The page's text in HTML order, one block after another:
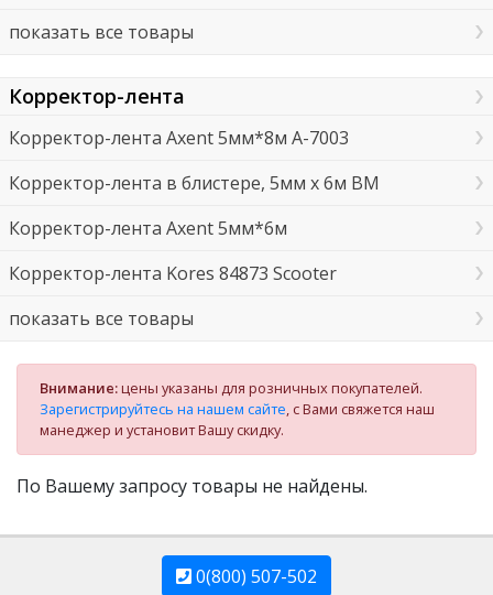
показать все товары
Корректор-лента
Корректор-лента Axent 5мм*8м A-7003
Корректор-лента в блистере, 5мм х 6м BM
Корректор-лента Axent 5мм*6м
Корректор-лента Kores 84873 Scooter
показать все товары
Внимание:цены указаны для розничных покупателей.
Зарегистрируйтесь на нашем сайте, с Вами свяжется наш
манеджер и установит Вашу скидку.
По Вашему запросу товары не найдены.
0(800) 507-502